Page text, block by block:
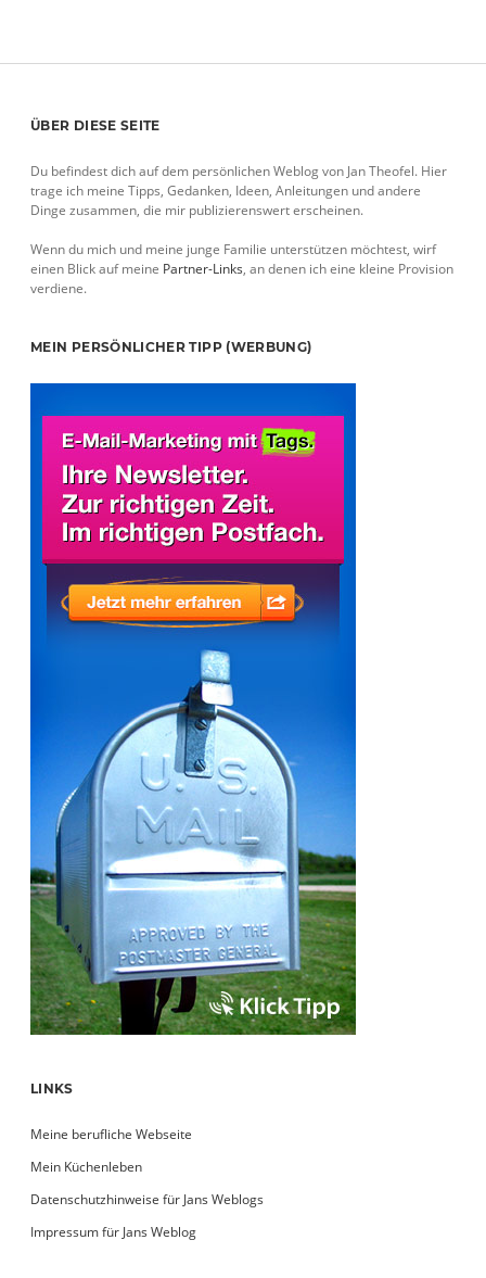
Sidebar
ÜBER DIESE SEITE
Du befindest dich auf dem persönlichen Weblog von Jan Theofel. Hier
trage ich meine Tipps, Gedanken, Ideen, Anleitungen und andere
Dinge zusammen, die mir publizierenswert erscheinen.
Wenn du mich und meine junge Familie unterstützen möchtest, wirf
einen Blick auf meine Partner-Links, an denen ich eine kleine Provision
verdiene.
MEIN PERSÖNLICHER TIPP (WERBUNG)
LINKS
Meine berufliche Webseite
Mein Küchenleben
Datenschutzhinweise für Jans Weblogs
Impressum für Jans Weblog